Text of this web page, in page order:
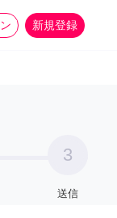
新規登録
more_horiz
3
送信